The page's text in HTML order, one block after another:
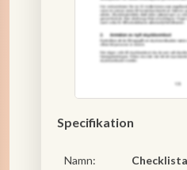
Specifikation
Namn: